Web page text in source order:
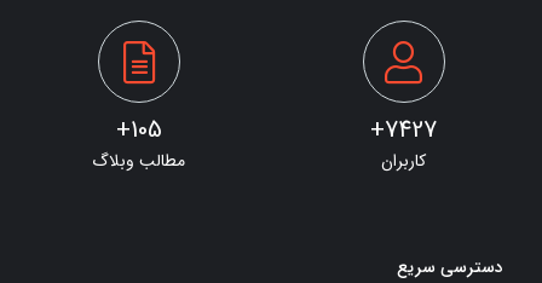
7427+
کاربران
105+
مطالب وبلاگ
دسترسی سریع